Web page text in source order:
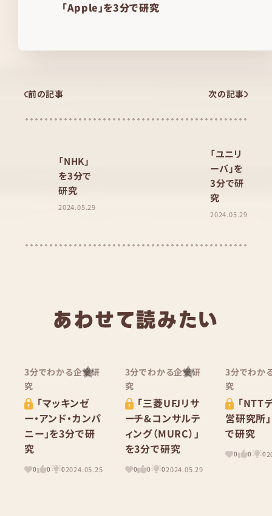
「Apple」を3分で研究
前の記事 次の記事
「NHK」
を3分で
研究
2024.05.29
「ユニリ
ーバ」を
3分で研
究
2024.05.29
あわせて読みたい
3分でわかる企業研
究
「マッキンゼ
ー・アンド・カンパ
ニー」を3分で研
究
0 0 02024.05.25
3分でわかる企業研
究
「三菱UFJリサ
ーチ&コンサルテ
ィング（MURC）」
を3分で研究
0 0 02024.05.29
3分でわか
究
「NTT
営研究所
で研究
0 0 0